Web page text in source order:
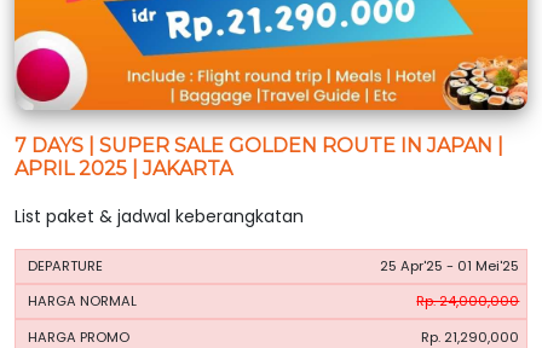
7 DAYS | SUPER SALE GOLDEN ROUTE IN JAPAN |
APRIL 2025 | JAKARTA
List paket & jadwal keberangkatan
PERIODE
HARGA
25 Apr'25 - 01 Mei'25
Rp. 24,000,000
Rp. 21,290,000